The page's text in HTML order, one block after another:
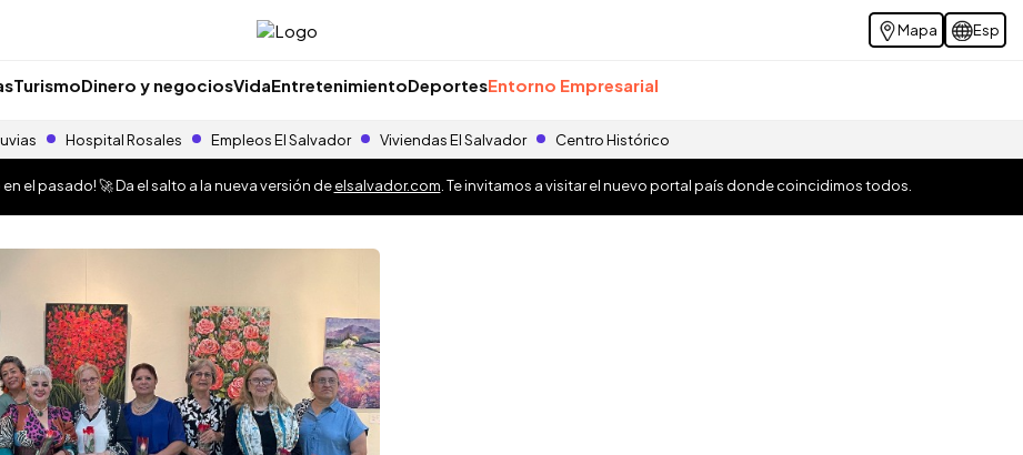
Mapa Esp
TurismoDinero y negociosVidaEntretenimientoDeportesEntorno Empresarial
Hospital Rosales Empleos El Salvador Viviendas El Salvador Centro Histórico
el pasado! 🚀 Da el salto a la nueva versión deelsalvador.com . Te invitamos a visitar el nuevo portal país donde coincidimos todos.